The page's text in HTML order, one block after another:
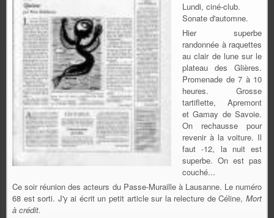
Lundi, ciné-club.
Sonate d'automne.
Hier superbe
randonnée à raquettes
au clair de lune sur le
plateau des Glières.
Promenade de 7 à 10
heures. Grosse
tartiflette, Apremont
et Gamay de Savoie.
On rechausse pour
revenir à la voiture. Il
faut -12, la nuit est
superbe. On est pas
couché...
Ce soir réunion des acteurs du Passe-Muraille à Lausanne. Le numéro
68 est sorti. J'y ai écrit un petit article sur la relecture de Céline, Mort
à crédit.